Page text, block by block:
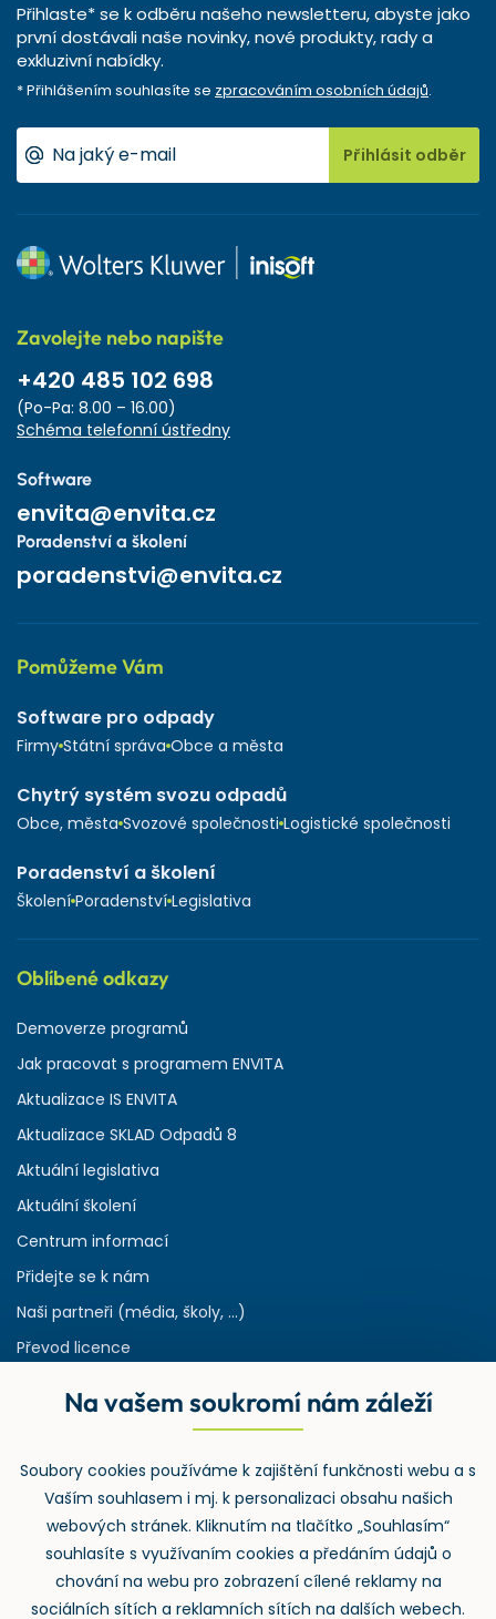
Přihlaste* se k odběru našeho newsletteru, abyste jako
první dostávali naše novinky, nové produkty, rady a
exkluzivní nabídky.
* Přihlášením souhlasíte se zpracováním osobních údajů.
Přihlásit odběr
Zavolejte nebo napište
+420 485 102 698
(Po-Pa: 8.00 – 16.00)
Schéma telefonní ústředny
Software
envita@envita.cz
Poradenství a školení
poradenstvi@envita.cz
Pomůžeme Vám
Software pro odpady
Firmy Státní správa Obce a města
Chytrý systém svozu odpadů
Obce, města Svozové společnosti Logistické společnosti
Poradenství a školení
Školení Poradenství Legislativa
Oblíbené odkazy
Demoverze programů
Jak pracovat s programem ENVITA
Aktualizace IS ENVITA
Aktualizace SKLAD Odpadů 8
Aktuální legislativa
Aktuální školení
Centrum informací
Přidejte se k nám
Naši partneři (média, školy, ...)
Převod licence
Rejstřík používaných zkratek v odpadech
Zpětný odběr
Na vašem soukromí nám záleží
Soubory cookies používáme k zajištění funkčnosti webu a s
Vaším souhlasem i mj. k personalizaci obsahu našich
webových stránek. Kliknutím na tlačítko „Souhlasím“
souhlasíte s využívaním cookies a předáním údajů o
chování na webu pro zobrazení cílené reklamy na
sociálních sítích a reklamních sítích na dalších webech.